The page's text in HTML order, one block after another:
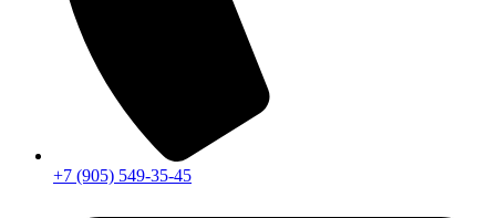
+7 (905) 549-35-45